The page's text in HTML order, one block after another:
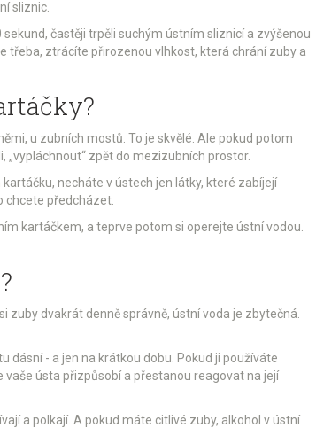
sliznic.
častěji trpěli suchým ústním sliznicí a zvýšenou
třeba, ztrácíte přirozenou vlhkost, která chrání zuby a
u zubních mostů. To je skvělé. Ale pokud potom
zpět do mezizubních prostor.
necháte v ústech jen látky, které zabíjejí
chcete předcházet.
kartáčkem, a teprve potom si operejte ústní vodou.
zuby dvakrát denně správně, ústní voda je zbytečná.
dásní - a jen na krátkou dobu. Pokud ji používáte
ústa přizpůsobí a přestanou reagovat na její
a polkají. A pokud máte citlivé zuby, alkohol v ústní